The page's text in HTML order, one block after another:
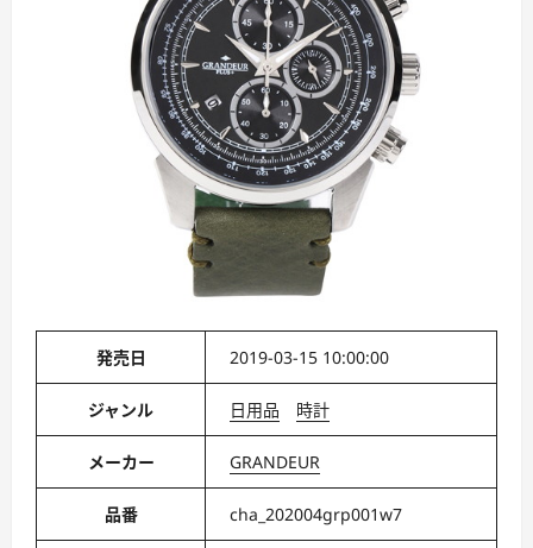
発売日 2019-03-15 10:00:00
ジャンル 日用品 時計
メーカー GRANDEUR
品番 cha_202004grp001w7